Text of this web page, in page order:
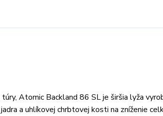
Atomic Backland 86 SL je širšia lyža
a uhlíkovej chrbtovej kosti na zníženie